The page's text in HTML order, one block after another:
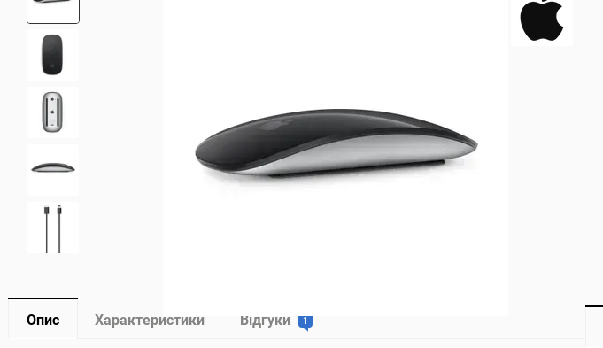
Опис Характеристики Відгуки 1